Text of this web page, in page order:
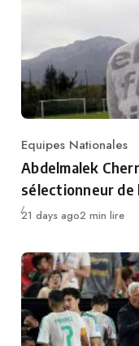
Category
Equipes Nationales
Abdelmalek
sélectionneur de
Publié
21 days ago2 min lire